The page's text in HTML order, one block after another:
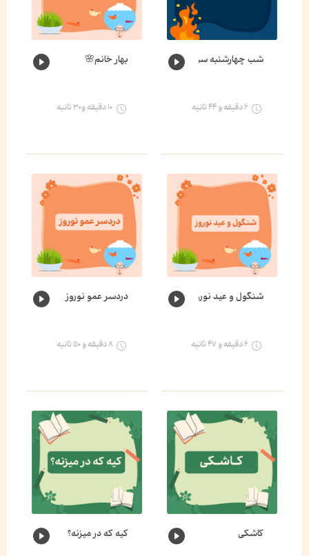
شب چهارشنبه سوری
۶ دقیقه و ۴۴ ثانیه
بهار خانم🌸
۱۰ دقیقه و۳۰ ثانیه
شنگول و عید نوروز
۶ دقیقه و ۴۷ ثانیه
دردسر عمو نوروز
۸ دقیقه و ۵۰ ثانیه
کاشکی کیه که در میزنه؟